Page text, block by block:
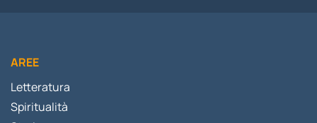
AREE
Letteratura
Spiritualità